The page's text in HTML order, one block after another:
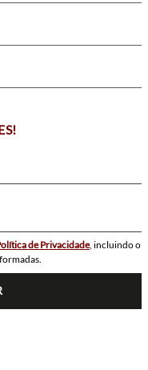
de Privacidade, incluindo o